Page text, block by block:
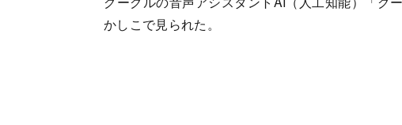
かしこで見られた。